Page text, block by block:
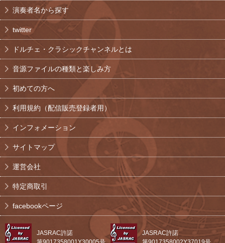
演奏者名から探す
twitter
ドルチェ・クラシックチャンネルとは
音源ファイルの種類と楽しみ方
初めての方へ
利用規約（配信販売登録者用）
インフォメーション
サイトマップ
運営会社
特定商取引
facebookページ
JASRAC許諾
JASRAC許諾